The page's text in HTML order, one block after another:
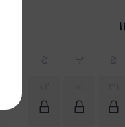
چ پ ج